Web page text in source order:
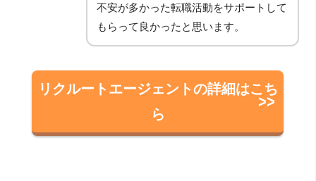
不安が多かった転職活動をサポートして
もらって良かったと思います。
リクルートエージェントの詳細はこち
ら